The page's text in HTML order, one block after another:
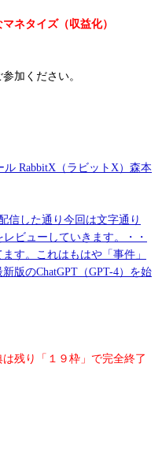
ネタイズ（収益化）
加ください。
RabbitX（ラビットX）森本
信した通り今回は文字通り
ビューしていきます。・・
す。これはもはや「事件」
版のChatGPT（GPT-4）を始
残り「１９枠」で完全終了